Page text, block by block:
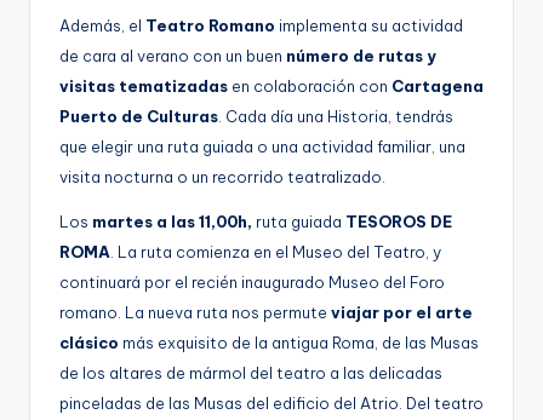
Además, el Teatro Romano implementa su actividad
de cara al verano con un buen número de rutas y
visitas tematizadas en colaboración con Cartagena
Puerto de Culturas. Cada día una Historia, tendrás
que elegir una ruta guiada o una actividad familiar, una
visita nocturna o un recorrido teatralizado.
Los martes a las 11,00h, ruta guiada TESOROS DE
ROMA. La ruta comienza en el Museo del Teatro, y
continuará por el recién inaugurado Museo del Foro
romano. La nueva ruta nos permute viajar por el arte
clásico más exquisito de la antigua Roma, de las Musas
de los altares de mármol del teatro a las delicadas
pinceladas de las Musas del edificio del Atrio. Del teatro